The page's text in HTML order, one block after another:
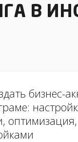
В
бизнес-